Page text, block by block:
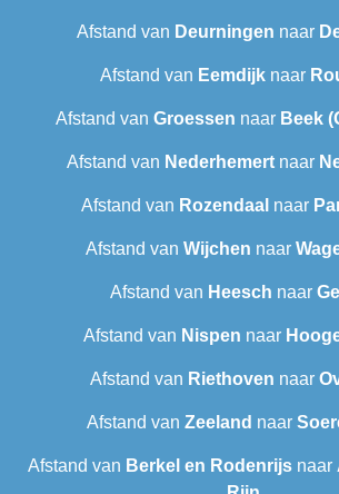
Afstand van Deurningen naar
Afstand van Eemdijk naar
Afstand van Groessen naar Beek
Afstand van Nederhemert naar
Afstand van Rozendaal naar
Afstand van Wijchen naar
Afstand van Heesch naar
Afstand van Nispen naar
Afstand van Riethoven naar
Afstand van Zeeland naar
Afstand van Berkel en Rodenrijs naar